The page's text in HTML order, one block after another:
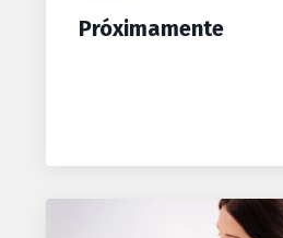
Próximamente